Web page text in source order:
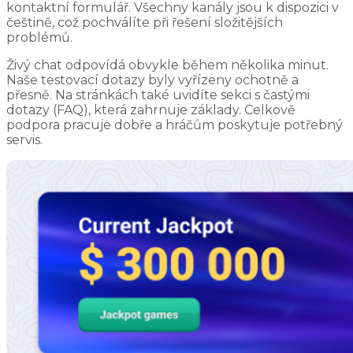
kontaktní formulář. Všechny kanály jsou k dispozici v
češtině, což pochválíte při řešení složitějších
problémů.
Živý chat odpovídá obvykle během několika minut.
Naše testovací dotazy byly vyřízeny ochotně a
přesně. Na stránkách také uvidíte sekci s častými
dotazy (FAQ), která zahrnuje základy. Celkově
podpora pracuje dobře a hráčům poskytuje potřebný
servis.